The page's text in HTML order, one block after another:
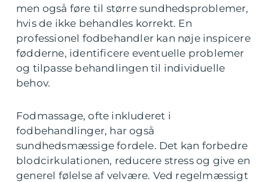
men også føre til større sundhedsproblemer,
hvis de ikke behandles korrekt. En
professionel fodbehandler kan nøje inspicere
fødderne, identificere eventuelle problemer
og tilpasse behandlingen til individuelle
behov.
Fodmassage, ofte inkluderet i
fodbehandlinger, har også
sundhedsmæssige fordele. Det kan forbedre
blodcirkulationen, reducere stress og give en
generel følelse af velvære. Ved regelmæssigt